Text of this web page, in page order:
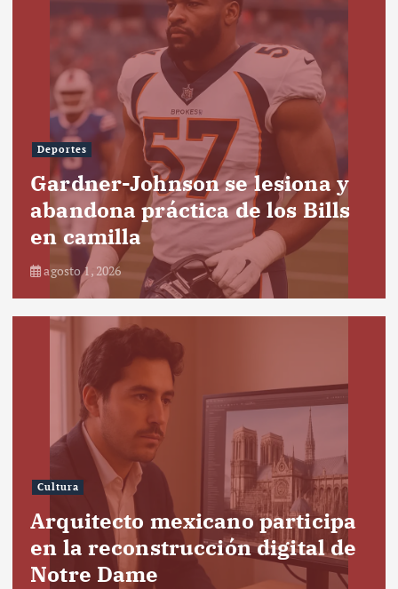
Deportes
Gardner-Johnson se lesiona y
abandona práctica de los Bills
en camilla
agosto 1, 2026
Cultura
Arquitecto mexicano participa
en la reconstrucción digital de
Notre Dame